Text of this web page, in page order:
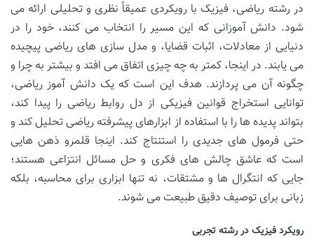
در رشته ریاضی، فیزیک با رویکردی عمیقاً نظری و تحلیلی ارائه می
شود. دانش آموزانی که این مسیر را انتخاب می کنند، خود را در
دنیایی از معادلات، اثبات قضایا، و مدل سازی های ریاضی پیچیده
می یابند. در اینجا، کمتر به چه چیزی اتفاق می افتد و بیشتر به چرا و
چگونه آن می پردازند. هدف این است که یک دانش آموز ریاضی،
توانایی استخراج قوانین فیزیکی از دل روابط ریاضی را پیدا کند،
بتواند پدیده ها را با استفاده از ابزارهای پیشرفته ریاضی تحلیل کند و
حتی فرمول های جدیدی را استنتاج کند. اینجا قلمرو ذهن هایی
است که عاشق چالش های فکری و حل مسائل انتزاعی هستند؛
جایی که انتگرال ها و مشتقات، نه تنها ابزاری برای محاسبه، بلکه
زبانی برای توصیف دقیق طبیعت می شوند.
رویکرد فیزیک در رشته تجربی